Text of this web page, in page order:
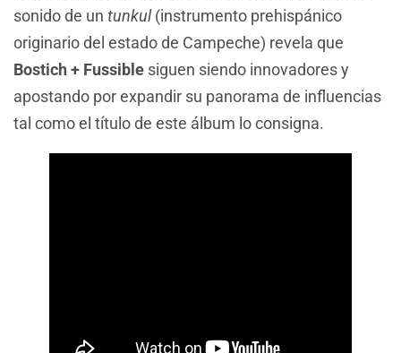
sonido de un tunkul(instrumento prehispánico
originario del estado de Campeche) revela que
Bostich + Fussible siguen siendo innovadores y
apostando por expandir su panorama de influencias
tal como el título de este álbum lo consigna.